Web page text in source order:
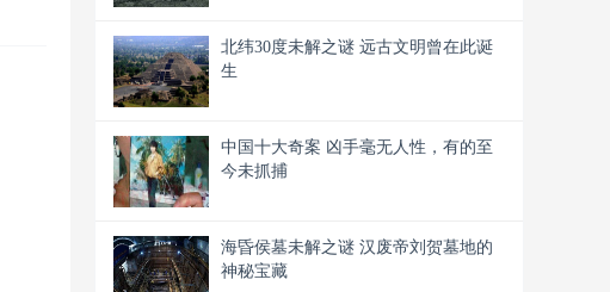
北纬30度未解之谜 远古文明曾在此诞
生
中国十大奇案 凶手毫无人性，有的至
今未抓捕
海昏侯墓未解之谜 汉废帝刘贺墓地的
神秘宝藏